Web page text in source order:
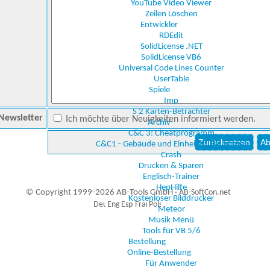
YouTube Video Viewer
Zeilen Löschen
Entwickler
RDEdit
SolidLicense .NET
SolidLicense VB6
Universal Code Lines Counter
UserTable
Spiele
Imp
S 2 Karten-Betrachter
Archiv
C&C 3: Cheatprogramm
C&C1 - Gebäude und Einheiten Betrachter
Crash
Drucken & Sparen
Englisch-Trainer
HepHilfe
Kostenloser Bilddrucker
Meteor
Musik Menü
Tools für VB 5/6
Bestellung
Online-Bestellung
Für Anwender
Newsletter Ich möchte über Neuigkeiten informiert werden.
© Copyright 1999-2026 AB-Tools GmbH ·AB-SoftCon.net
Auxiliary supplies